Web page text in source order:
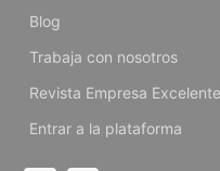
Blog
Trabaja con nosotros
Revista Empresa Excelente
Entrar a la plataforma